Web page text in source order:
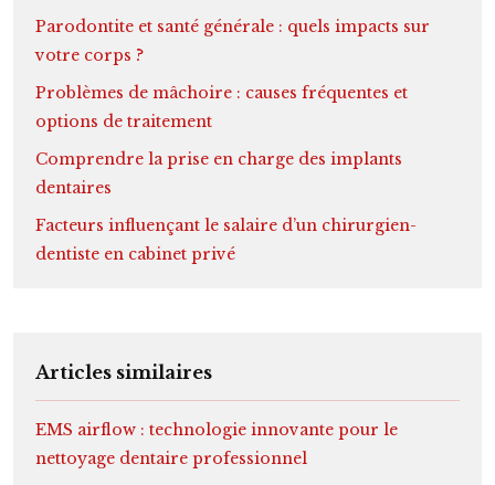
Parodontite et santé générale : quels impacts sur
votre corps ?
Problèmes de mâchoire : causes fréquentes et
options de traitement
Comprendre la prise en charge des implants
dentaires
Facteurs influençant le salaire d’un chirurgien-
dentiste en cabinet privé
Articles similaires
EMS airflow : technologie innovante pour le
nettoyage dentaire professionnel